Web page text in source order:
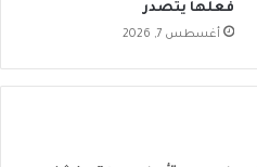
فعلها يتصدر
أغسطس 7, 2026